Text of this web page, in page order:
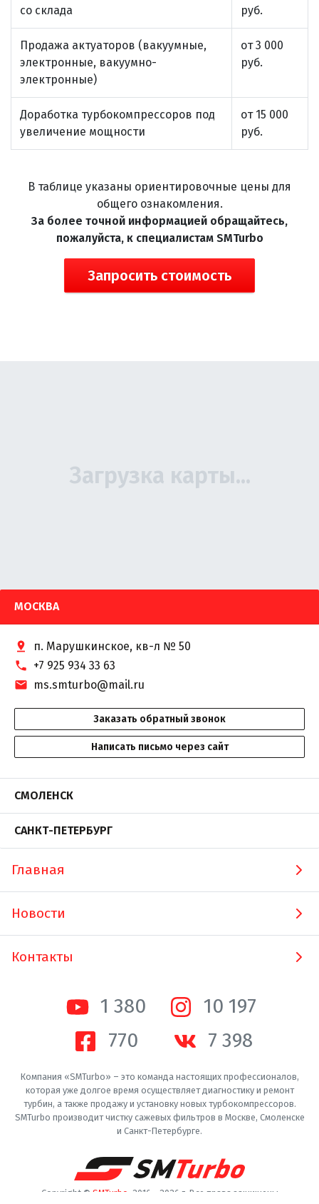
со склада
руб.
Продажа актуаторов (вакуумные,
электронные, вакуумно-
электронные)
от 3 000
руб.
Доработка турбокомпрессоров под
увеличение мощности
от 15 000
руб.
В таблице указаны ориентировочные цены для
общего ознакомления.
За более точной информацией обращайтесь,
пожалуйста, к специалистам SMTurbo
Запросить стоимость
МОСКВА
п. Марушкинское, кв-л № 50
+7 925 934 33 63
ms.smturbo@mail.ru
Заказать обратный звонок
Написать письмо через сайт
СМОЛЕНСК
САНКТ-ПЕТЕРБУРГ
Главная
Новости
Контакты
1 380
10 200
770
7 400
Компания «SMTurbo» – это команда настоящих профессионалов,
которая уже долгое время осуществляет диагностику и ремонт
турбин, а также продажу и установку новых турбокомпрессоров.
SMTurbo производит чистку сажевых фильтров в Москве, Смоленске
и Санкт-Петербурге.
Copyright © SMTurbo . 2016 - 2026 г. Все права защищены